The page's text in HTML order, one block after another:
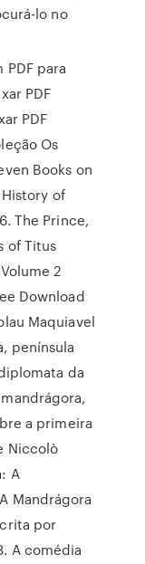
lo no
para
PDF
PDF
Os
Books on
History of
The Prince,
of Titus
2
Download
Maquiavel
península
da
a primeira
Niccolò
A
Mandrágora
por
A comédia